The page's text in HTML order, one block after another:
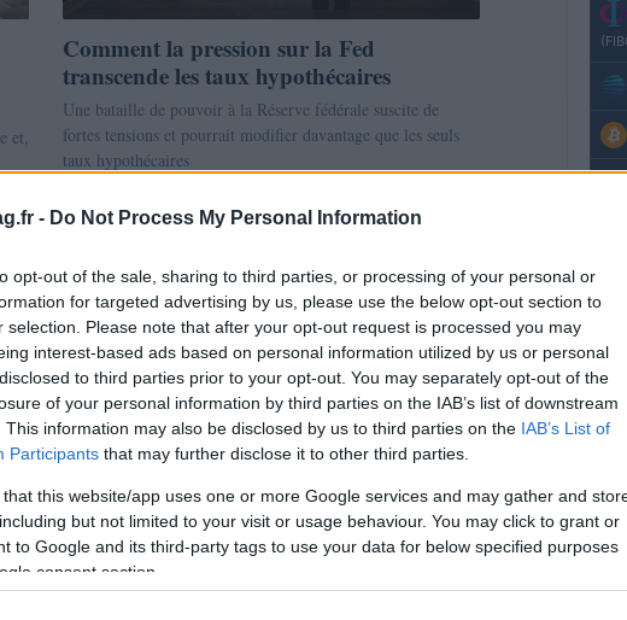
- Do Not Process My Personal Information
opt-out of the sale, sharing to third parties, or processing of your personal or
for targeted advertising by us, please use the below opt-out section to
selection. Please note that after your opt-out request is processed you may
interest-based ads based on personal information utilized by us or personal
to third parties prior to your opt-out. You may separately opt-out of the
of your personal information by third parties on the IAB’s list of downstream
This information may also be disclosed by us to third parties on the IAB’s List of
Participants that may further disclose it to other third parties.
that this website/app uses one or more Google services and may gather and
but not limited to your visit or usage behaviour. You may click to grant or
to Google and its third-party tags to use your data for below specified purposes
consent section.
et,
Comment la pression sur la Fed
transcende les taux hypothécaires
Une bataille de pouvoir à la Réserve fédérale suscite de
fortes tensions et pourrait modifier davantage que les seuls
taux hypothécaires
Cristian Castiglioni · 24 Avr 2026
INVESTISSEMENTS
Faut-il acheter pendant la résidence : une
analyse pragmatique
Un guide clair et chiffré qui compare achat pendant la
1